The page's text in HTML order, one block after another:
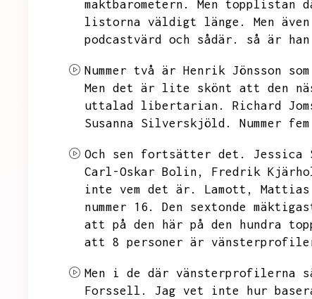
maktbarometern.
Men topplistan
listorna väldigt länge.
Men
podcastvärd och sådär.
så är
Nummer två är Henrik Jönsson
Men det är lite skönt att den
uttalad libertarian.
Richard
Susanna Silverskjöld.
Nummer
Och sen fortsätter det. Jessica
Carl-Oskar Bolin,
Fredrik
inte vem det är.
Lamott,
nummer 16.
Den sextonde
att på den här på den hundra
att 8 personer är
Men i de där vänsterprofilerna
Forssell.
Jag vet inte hur